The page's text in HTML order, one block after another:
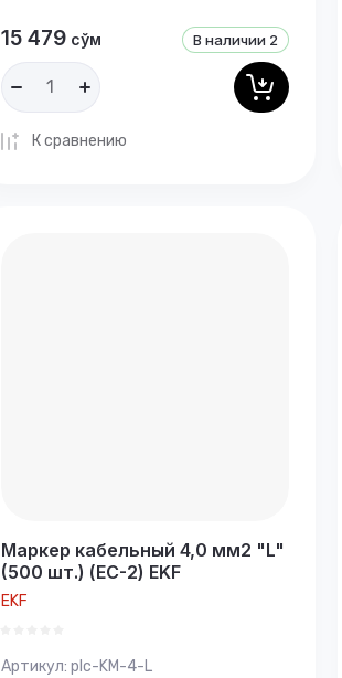
В наличии 2
15 479 сўм
К сравнению
Маркер кабельный 4,0 мм2 "L"
(500 шт.) (ЕС-2) EKF
EKF
Артикул: plc-KM-4-L